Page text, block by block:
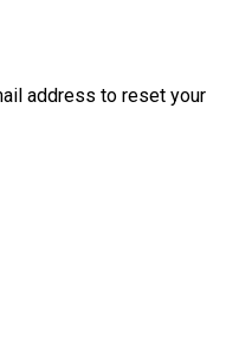
address to reset your